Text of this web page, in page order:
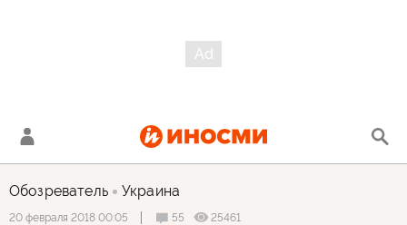
Обозреватель Украина
20 февраля 2018 00:05 55
25461